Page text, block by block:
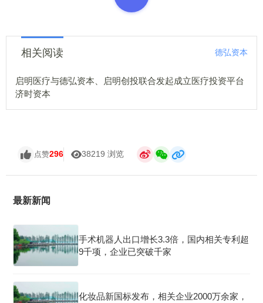
相关阅读 德弘资本
启明医疗与德弘资本、启明创投联合发起成立医疗投资平台
济时资本
点赞296 38219 浏览
最新新闻
手术机器人出口增长3.3倍，国内相关专利超
9千项，企业已突破千家
化妆品新国标发布，相关企业2000万余家，